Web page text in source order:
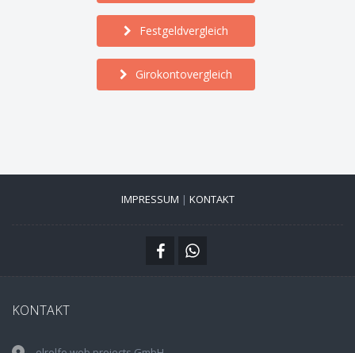
Festgeldvergleich
Girokontovergleich
IMPRESSUM | KONTAKT
KONTAKT